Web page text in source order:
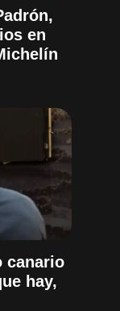
en
canario
hay,